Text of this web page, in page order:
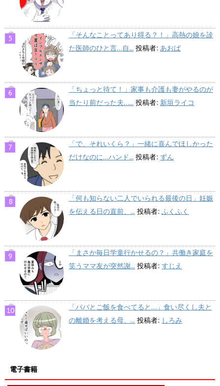
「そんなことってあり得る？！」高熱の娘を診
た医師のひと言…自... 投稿者: あおば
「ちょっと待て！」家事も介護も妻がやるのが
当たり前だった夫…... 投稿者: 新垣ライコ
「で、それいくら？」一緒に喜んでほしかった
だけなのに…ハンド... 投稿者: ずん
「何も知らない二人でいられる最後の日」妊娠
を伝える日の直前、... 投稿者: ふくふく
「まさか毎日学童行かせるの？」共働き家庭を
笑うママ友が突然謝... 投稿者: すじえ
「パパとご飯を食べてると…」食い尽くし夫と
の離婚を考える母、... 投稿者: しろみ
電子書籍